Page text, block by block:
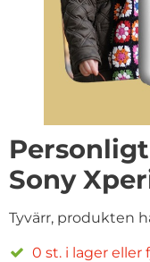
Sony
Tyvärr, produkten
0 st. i lager eller